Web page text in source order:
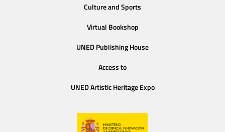
Culture and Sports
Virtual Bookshop
UNED Publishing House
Access to
UNED Artistic Heritage Expo